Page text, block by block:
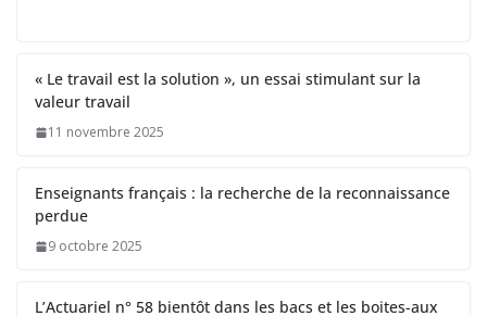
« Le travail est la solution », un essai stimulant sur la
valeur travail
11 novembre 2025
Enseignants français : la recherche de la reconnaissance
perdue
9 octobre 2025
L’Actuariel n° 58 bientôt dans les bacs et les boites-aux